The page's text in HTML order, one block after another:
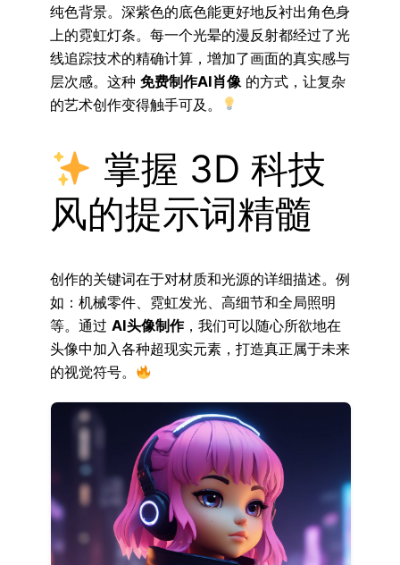
纯色背景。深紫色的底色能更好地反衬出角色身
上的霓虹灯条。每一个光晕的漫反射都经过了光
线追踪技术的精确计算，增加了画面的真实感与
层次感。这种 免费制作AI肖像 的方式，让复杂
的艺术创作变得触手可及。
掌握 3D 科技
风的提示词精髓
创作的关键词在于对材质和光源的详细描述。例
如：机械零件、霓虹发光、高细节和全局照明
等。通过 AI头像制作，我们可以随心所欲地在
头像中加入各种超现实元素，打造真正属于未来
的视觉符号。